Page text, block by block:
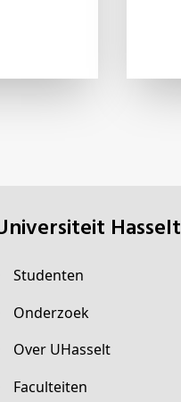
universiteit Hasselt
Studenten
Onderzoek
Over UHasselt
Faculteiten